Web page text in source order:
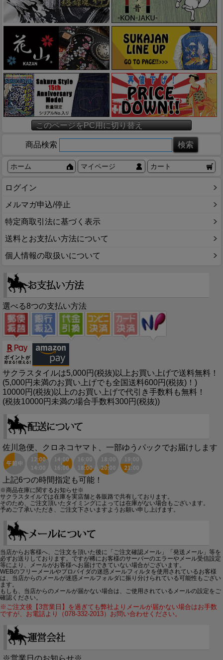
このページをPC用に切り替え
商品検索
ホーム マイページ カート
ログイン
メルマガ申込/停止
特定商取引法に基づく表示
送料とお支払い方法について
個人情報の取扱いについて
選べる8つの支払い方法
サクラスタイルは5,000円(税抜)以上お買い上げで送料無料！
(5,000円未満のお買い上げでも全国送料600円(税抜)！)
10000円(税抜)以上のお買い上げで代引き手数料も無料！
(税抜10000円未満の場合手数料300円(税抜))
佐川急便、クロネコヤマト、一部ゆうパックでお届けします
上記6つの時間指定も可能！
※商品在庫に関するお知らせ※
サクラスタイルでは在庫を実店舗と各販路で共有しております。
そのため、ご注文頂いたタイミングによっては在庫がない場合もございます。
予めご了承いただき、ご注文下さいますようお願い申し上げます。
当店からお客様へ、ご注文を頂いた後に「ご注文確認メール」「発送メール」等を
必ずお送りしております。ですが稀にお客様のサーバーのエラーやメール受信設定
等により、メールがお客様へお届けできていない場合がございます。
WEBのフリーメールやプロバイダの迷惑メールフィルタを使用されているお客様
は、当店からのメールが迷惑メールフォルダに振り分けられている可能性もござい
ます。
もしも、当店からのメールが届かない場合は、ご使用されているメールの設定をご
確認ください。
※ご注文後【3営業日】を過ぎても弊社よりメールが届かない場合はお手数
ですが、お電話より（078-332-2013）お問い合わせください。